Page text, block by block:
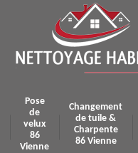
Pose
de
velux
86
Vienne
Changement
de tuile &
Charpente
86 Vienne